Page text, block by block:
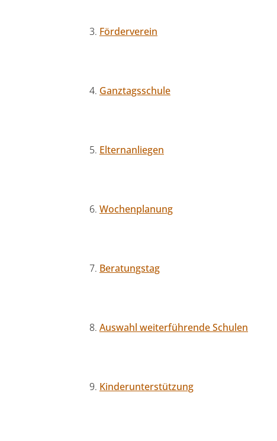
Förderverein
Ganztagsschule
Elternanliegen
Wochenplanung
Beratungstag
Auswahl weiterführende Schulen
Kinderunterstützung